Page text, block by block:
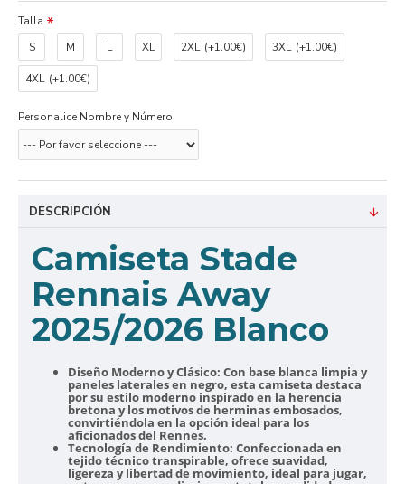
Talla
S
M L XL 2XL (+1.00€) 3XL (+1.00€)
4XL (+1.00€)
Personalice Nombre y Número
DESCRIPCIÓN
Camiseta Stade
Rennais Away
2025/2026 Blanco
Diseño Moderno y Clásico: Con base blanca limpia y
paneles laterales en negro, esta camiseta destaca
por su estilo moderno inspirado en la herencia
bretona y los motivos de herminas embosados,
convirtiéndola en la opción ideal para los
aficionados del Rennes.
Tecnología de Rendimiento: Confeccionada en
tejido técnico transpirable, ofrece suavidad,
ligereza y libertad de movimiento, ideal para jugar,